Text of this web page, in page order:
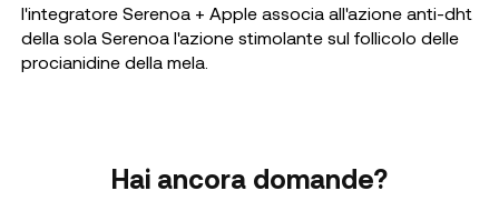
l'integratore Serenoa + Apple associa all'azione anti-dht
della sola Serenoa l'azione stimolante sul follicolo delle
procianidine della mela.
Hai ancora domande?